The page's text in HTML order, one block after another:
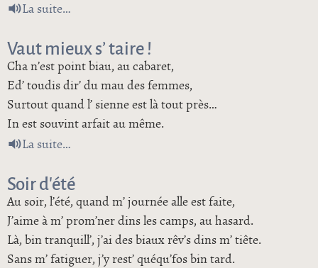
La suitede L’ cop d’ poing électrique
Vaut mieux s’ taire !
Cha n’est point biau, au cabaret,
Ed’ toudis dir’ du mau des femmes,
Surtout quand l’ sienne est là tout près…
In est souvint arfait au même.
La suitede Vaut mieux s’ taire !
Soir d’été
Au soir, l’été, quand m’ journée alle est faite,
J’aime à m’ prom’ner dins les camps, au hasard.
Là, bin tranquill’, j’ai des biaux rêv’s dins m’ tiête.
Sans m’ fatiguer, j’y rest’ quéqu’fos bin tard.